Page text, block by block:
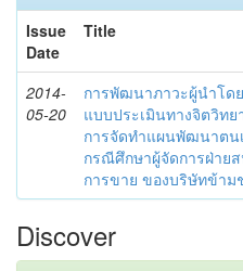
Issue
Date
Title
2014-
05-20
การพัฒนาภาวะผู้นำโด
แบบประเมินทางจิตวิทย
การจัดทำแผนพัฒนาตน
กรณีศึกษาผู้จัดการฝ่าย
การขาย ของบริษัทข้าม
Discover